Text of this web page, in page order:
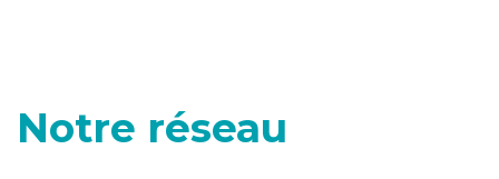
Notre réseau